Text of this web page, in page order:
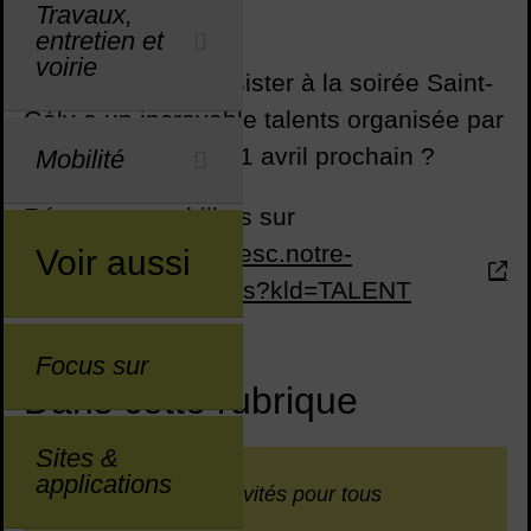
Travaux,
entretien et
voirie
Mobilité
Voir aussi
Focus sur
Sites &
applications
Sommaire
Vous souhaitez assister à la soirée Saint-
Gély a un incroyable talents organisée par
le CMJ le samedi 11 avril prochain ?
Réservez vos billets sur
https://saintgelydufesc.notre-
billetterie.com/billets?kld=TALENT
Dans cette rubrique
Evénements et festivités pour tous